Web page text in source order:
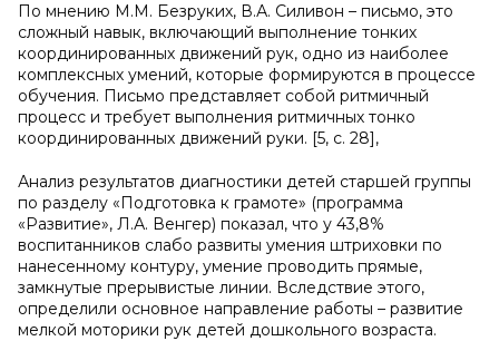
По мнению М.М. Безруких, В.А. Силивон – письмо, это
сложный навык, включающий выполнение тонких
координированных движений рук, одно из наиболее
комплексных умений, которые формируются в процессе
обучения. Письмо представляет собой ритмичный
процесс и требует выполнения ритмичных тонко
координированных движений руки. [5, с. 28],
Анализ результатов диагностики детей старшей группы
по разделу «Подготовка к грамоте» (программа
«Развитие», Л.А. Венгер) показал, что у 43,8%
воспитанников слабо развиты умения штриховки по
нанесенному контуру, умение проводить прямые,
замкнутые прерывистые линии. Вследствие этого,
определили основное направление работы – развитие
мелкой моторики рук детей дошкольного возраста.